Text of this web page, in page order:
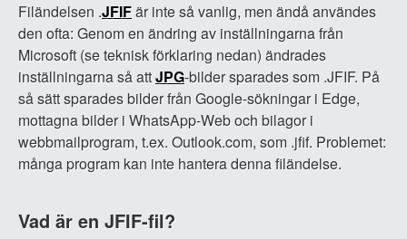
Filändelsen .JFIFär inte så vanlig, men ändå användes
den ofta: Genom en ändring av inställningarna från
Microsoft (se teknisk förklaring nedan) ändrades
inställningarna så attJPG-bilder sparades som .JFIF. På
så sätt sparades bilder från Google-sökningar i Edge,
mottagna bilder i WhatsApp-Web och bilagor i
webbmailprogram, t.ex. Outlook.com, som .jfif. Problemet:
många program kan inte hantera denna filändelse.
Vad är en JFIF-fil?